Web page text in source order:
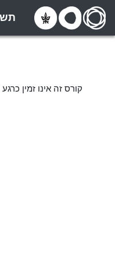
דילוג לתוכן הראשי
קורס זה אינו זמין